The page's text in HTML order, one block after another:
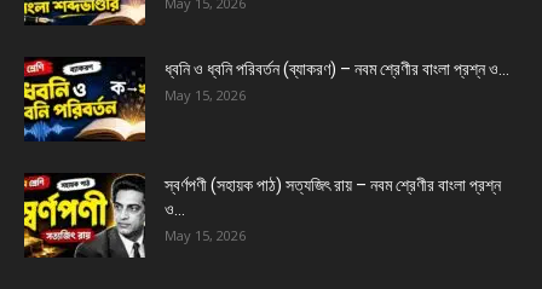
ধ্বনি ও ধ্বনি পরিবর্তন (ব্যাকরণ) – নবম শ্রেণীর বাংলা প্রশ্ন ও...
May 15, 2026
স্বর্ণপণী (সহায়ক পাঠ) সত্যজিৎ রায় – নবম শ্রেণীর বাংলা প্রশ্ন
ও...
May 15, 2026